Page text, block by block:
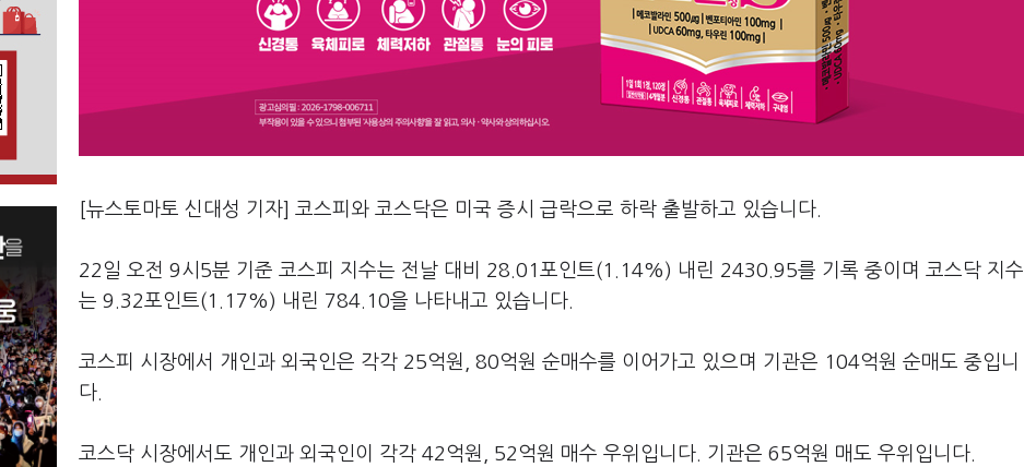
[뉴스토마토 신대성 기자] 코스피와 코스닥은 미국 증시 급락으로 하락 출발하고 있습니다.
22일 오전 9시5분 기준 코스피 지수는 전날 대비 28.01포인트(1.14%) 내린 2430.95를 기록 중이며 코스닥 지수
는 9.32포인트(1.17%) 내린 784.10을 나타내고 있습니다.
코스피 시장에서 개인과 외국인은 각각 25억원, 80억원 순매수를 이어가고 있으며 기관은 104억원 순매도 중입니
다.
코스닥 시장에서도 개인과 외국인이 각각 42억원, 52억원 매수 우위입니다. 기관은 65억원 매도 우위입니다.